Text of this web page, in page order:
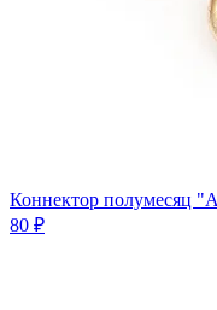
Коннектор полумесяц
80 ₽